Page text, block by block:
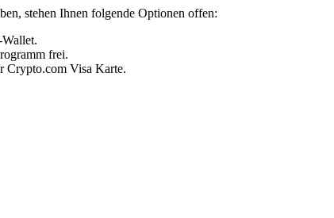
stehen Ihnen folgende Optionen offen:
frei.
Crypto.com Visa Karte.